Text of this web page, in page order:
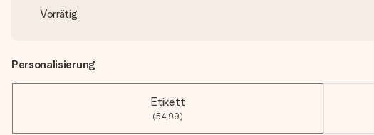
Vorrätig
Personalisierung
Etikett
(54,99)